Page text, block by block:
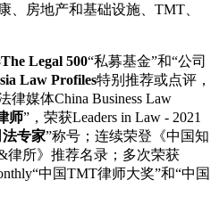
、房地产和基础设施、TMT、
The Legal 500“私募基金”和“公司
Law Profiles特别推荐或点评，
律媒体China Business Law
师”，荣获Leaders in Law - 2021
专家”称号；连续荣登《中国知
律所》推荐名录；多次荣获
中国TMT律师大奖”和“中国